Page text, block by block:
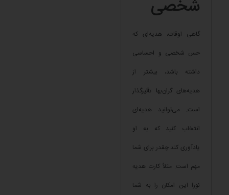
شخصی
گاهی اوقات، هدیه‌ای که
حس شخصی و احساسی
داشته باشد، بیشتر از
هدیه‌های گران‌بها تأثیرگذار
است. می‌توانید هدیه‌ای
انتخاب کنید که به او
یادآوری کند چقدر برای شما
مهم است. مثلاً کارت هدیه
نورا این امکان را به شما